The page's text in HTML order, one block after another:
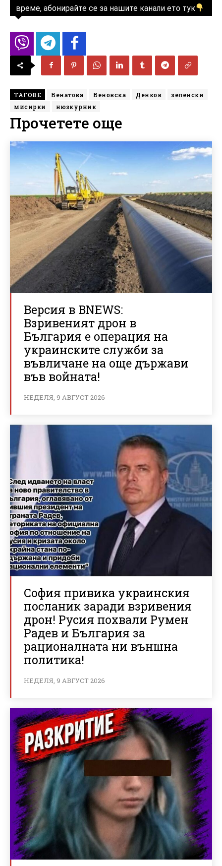
време, абонирайте се за нашите канали ето тук
ТАГОВЕ Бенатова Беновска Денков
зеленски
мисирки
нюзкурник
Прочетете още
Версия в BNEWS:
Взривеният дрон в
България е операция на
украинските служби за
въвличане на още държави
във войната!
НЕДЕЛЯ, 9 АВГУСТ 2026
София привика украинския
посланик заради взривения
дрон! Русия похвали Румен
Радев и България за
рационалната ни външна
политика!
НЕДЕЛЯ, 9 АВГУСТ 2026